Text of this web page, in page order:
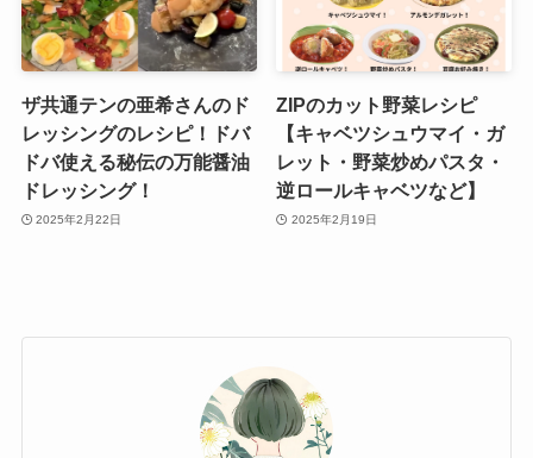
ザ共通テンの亜希さんのド
レッシングのレシピ！ドバ
ドバ使える秘伝の万能醤油
ドレッシング！
2025年2月22日
ZIPのカット野菜レシピ
【キャベツシュウマイ・ガ
レット・野菜炒めパスタ・
逆ロールキャベツなど】
2025年2月19日